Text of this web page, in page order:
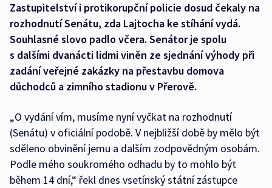
Zastupitelství i protikorupční policie dosud čekaly na
rozhodnutí Senátu, zda Lajtocha ke stíhání vydá.
Souhlasné slovo padlo včera. Senátor je spolu
s dalšími dvanácti lidmi viněn ze sjednání výhody při
zadání veřejné zakázky na přestavbu domova
důchodců a zimního stadionu v Přerově.
„O vydání vím, musíme nyní vyčkat na rozhodnutí
(Senátu) v oficiální podobě. V nejbližší době by mělo být
sděleno obvinění jemu a dalším zodpovědným osobám.
Podle mého soukromého odhadu by to mohlo být
během 14 dní,“ řekl dnes vsetínský státní zástupce